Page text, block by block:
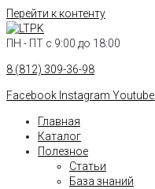
Перейти к контенту
ПН - ПТ с 9:00 до 18:00
8 (812) 309-36-98
Facebook Instagram Youtube
Главная
Каталог
Полезное
Статьи
База знаний